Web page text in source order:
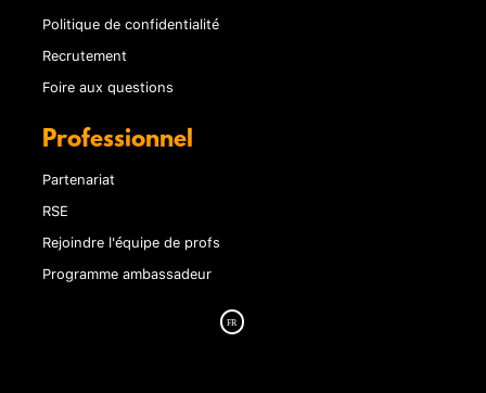
Politique de confidentialité
Recrutement
Foire aux questions
Professionnel
Partenariat
RSE
Rejoindre l'équipe de profs
Programme ambassadeur